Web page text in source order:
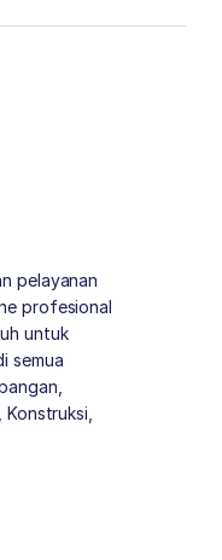
pelayanan
profesional
untuk
semua